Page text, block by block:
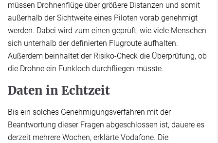
müssen Drohnenflüge über größere Distanzen und somit
außerhalb der Sichtweite eines Piloten vorab genehmigt
werden. Dabei wird zum einen geprüft, wie viele Menschen
sich unterhalb der definierten Flugroute aufhalten.
Außerdem beinhaltet der Risiko-Check die Überprüfung, ob
die Drohne ein Funkloch durchfliegen müsste.
Daten in Echtzeit
Bis ein solches Genehmigungsverfahren mit der
Beantwortung dieser Fragen abgeschlossen ist, dauere es
derzeit mehrere Wochen, erklärte Vodafone. Die